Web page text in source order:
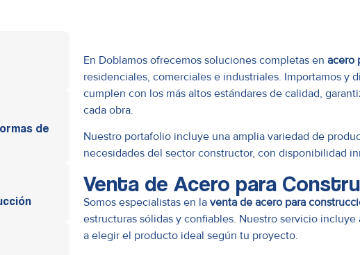
de
En Doblamos ofrecemos soluciones completas en acero
residenciales, comerciales e industriales. Importamos y
cumplen con los más altos estándares de calidad,
cada obra.
Nuestro portafolio incluye una amplia variedad de
necesidades del sector constructor, con disponibilidad
Venta de Acero para
Somos especialistas en la venta de acero para
estructuras sólidas y confiables. Nuestro servicio
a elegir el producto ideal según tu proyecto.